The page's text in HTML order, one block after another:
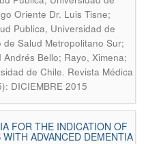
Oriente Dr. Luis Tisne;
Publica, Universidad de
Salud Metropolitano Sur;
Bello; Rayo, Ximena;
de Chile. Revista Médica
DICIEMBRE 2015
FOR THE INDICATION OF
ADVANCED DEMENTIA